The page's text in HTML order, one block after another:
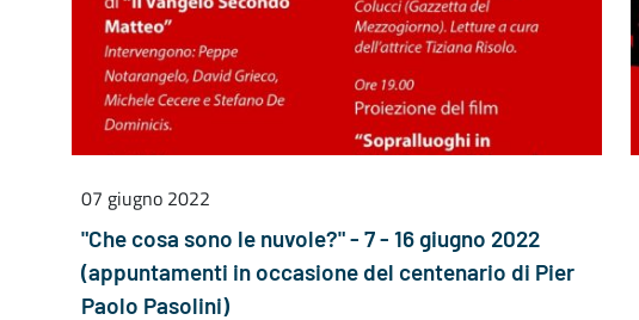
07 giugno 2022
"Che cosa sono le nuvole?" - 7 - 16 giugno 2022
(appuntamenti in occasione del centenario di Pier
Paolo Pasolini)